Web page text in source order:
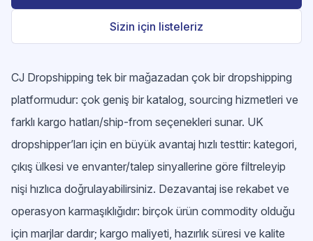
Sizin için listeleriz
CJ Dropshipping tek bir mağazadan çok bir dropshipping
platformudur: çok geniş bir katalog, sourcing hizmetleri ve
farklı kargo hatları/ship-from seçenekleri sunar. UK
dropshipper’ları için en büyük avantaj hızlı testtir: kategori,
çıkış ülkesi ve envanter/talep sinyallerine göre filtreleyip
nişi hızlıca doğrulayabilirsiniz. Dezavantaj ise rekabet ve
operasyon karmaşıklığıdır: birçok ürün commodity olduğu
için marjlar dardır; kargo maliyeti, hazırlık süresi ve kalite